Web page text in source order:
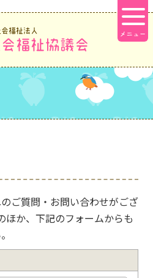
会福祉法人
福祉協議会
ご質問・お問い合わせがござ
ほか、下記のフォームからも